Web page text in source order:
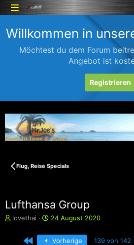
Willkommen in
Möchtest du dem Forum
Angebot ist
Registrieren
Flug, Reise Specials
Lufthansa Group
E
lovethai
E
s
24 August 2020
Erste Vorherige 139 von 142